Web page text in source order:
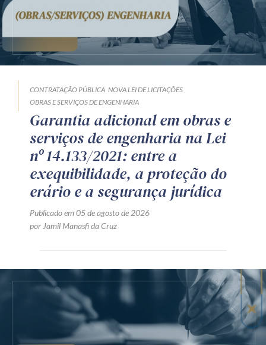
CONTRATAÇÃO PÚBLICA NOVA LEI DE LICITAÇÕES
OBRAS E SERVIÇOS DE ENGENHARIA
Garantia adicional em obras e
serviços de engenharia na Lei
nº 14.133/2021: entre a
exequibilidade, a proteção do
erário e a segurança jurídica
Publicado em 05 de agosto de 2026
por Jamil Manasfi da Cruz